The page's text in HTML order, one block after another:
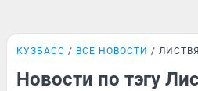
КУЗБАСС ВСЕ НОВОСТИ
Новости по тэгу